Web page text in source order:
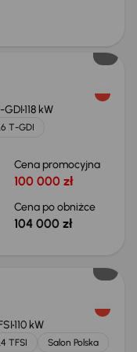
GDI118 kW
T-GDI
Cena promocyjna
100 000 zł
Cena po obniżce
104 000 zł
110 kW
TFSI
Salon Polska